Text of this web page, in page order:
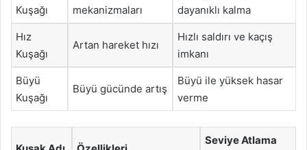
Kuşağı
mekanizmaları
dayanıklı kalma
Hız
Kuşağı
Artan hareket hızı
Hızlı saldırı ve kaçış
imkanı
Büyü
Kuşağı
Büyü gücünde artış
Büyü ile yüksek hasar
verme
Seviye Atlama